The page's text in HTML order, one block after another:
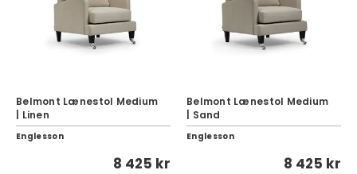
Belmont Lænestol Medium
| Linen
Englesson
8 425 kr
Belmont Lænestol Medium
| Sand
Englesson
8 425 kr